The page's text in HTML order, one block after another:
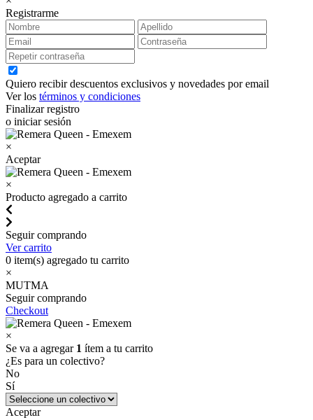
Registrarme
Quiero recibir descuentos exclusivos y novedades por email
Ver los términos y condiciones
Finalizar registro
o iniciar sesión
×
Aceptar
×
Producto agregado a carrito
Seguir comprando
Ver carrito
0 item(s) agregado tu carrito
×
MUTMA
Seguir comprando
Checkout
×
Se va a agregar 1 ítem a tu carrito
¿Es para un colectivo?
No
Sí
Aceptar